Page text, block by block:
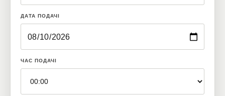
ДАТА ПОДАЧІ
ЧАС ПОДАЧІ